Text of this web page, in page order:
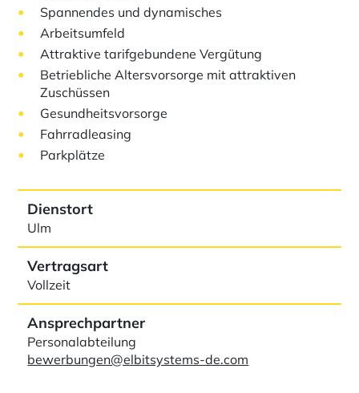
Spannendes und dynamisches
Arbeitsumfeld
Attraktive tarifgebundene Vergütung
Betriebliche Altersvorsorge mit attraktiven
Zuschüssen
Gesundheitsvorsorge
Fahrradleasing
Parkplätze
Dienstort
Ulm
Vertragsart
Vollzeit
Ansprechpartner
Personalabteilung
bewerbungen@elbitsystems-de.com